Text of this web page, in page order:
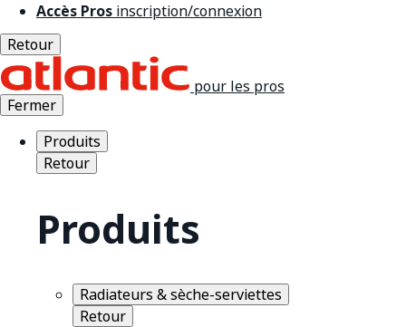
Accès Pros inscription/connexion
Retour
pour les pros
Fermer
Produits
Retour
Produits
Radiateurs & sèche-serviettes
Retour